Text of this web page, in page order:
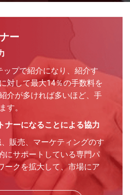
ー
ップで紹介になり、紹介す
対して最大14％の手数料を
介が多ければ多いほど、手
す。
ナーになることによる協力
販売、マーケティングのす
にサポートしている専門パ
ークを拡大して、市場にア